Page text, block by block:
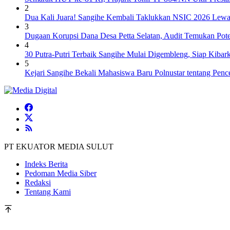
2
Dua Kali Juara! Sangihe Kembali Taklukkan NSIC 2026
3
Dugaan Korupsi Dana Desa Petta Selatan, Audit Temukan
4
30 Putra-Putri Terbaik Sangihe Mulai Digembleng, Siap
5
Kejari Sangihe Bekali Mahasiswa Baru Polnustar tentang
PT EKUATOR MEDIA SULUT
Indeks Berita
Pedoman Media Siber
Redaksi
Tentang Kami